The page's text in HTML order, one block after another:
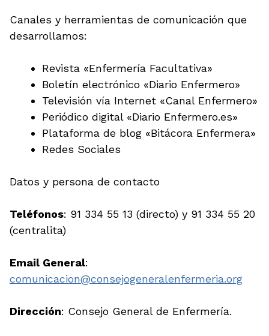
Canales y herramientas de comunicación que
desarrollamos:
Revista «Enfermería Facultativa»
Boletín electrónico «Diario Enfermero»
Televisión vía Internet «Canal Enfermero»
Periódico digital «Diario Enfermero.es»
Plataforma de blog «Bitácora Enfermera»
Redes Sociales
Datos y persona de contacto
Teléfonos: 91 334 55 13 (directo) y 91 334 55 20
(centralita)
Email General:
comunicacion@consejogeneralenfermeria.org
Dirección: Consejo General de Enfermería.